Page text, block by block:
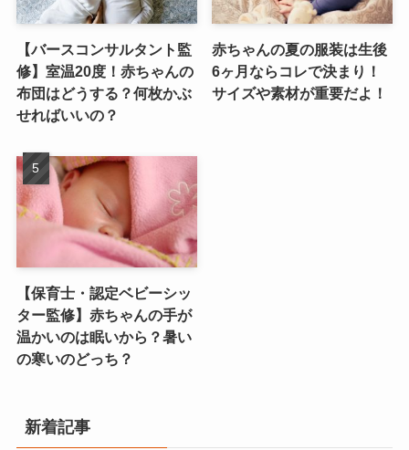
【バースコンサルタント監
修】室温20度！赤ちゃんの
布団はどうする？何枚かぶ
せればいいの？
赤ちゃんの夏の服装は生後
6ヶ月ならコレで決まり！
サイズや素材が重要だよ！
【保育士・認定ベビーシッ
ター監修】赤ちゃんの手が
温かいのは眠いから？暑い
の寒いのどっち？
新着記事